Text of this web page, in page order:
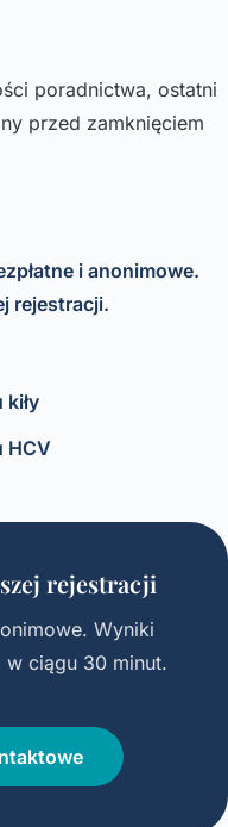
poradnictwa, ostatni
przed zamknięciem
i anonimowe.
rejestracji.
HCV
rejestracji
Wyniki
ciągu 30 minut.